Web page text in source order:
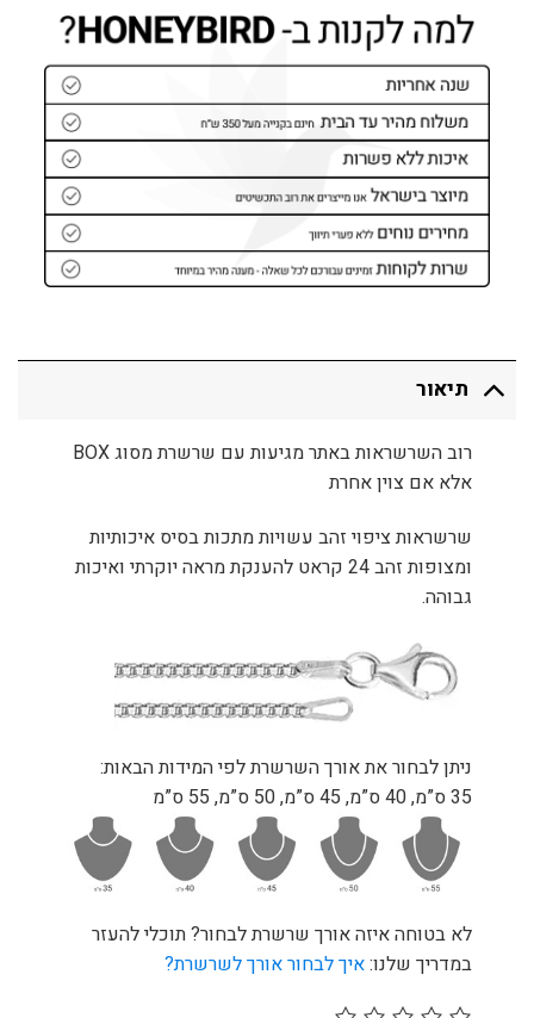
תיאור
רוב השרשראות באתר מגיעות עם שרשרת מסוג BOX
אלא אם צוין אחרת
שרשראות ציפוי זהב עשויות מתכות בסיס איכותיות
ומצופות זהב 24 קראט להענקת מראה יוקרתי ואיכות
גבוהה.
ניתן לבחור את אורך השרשרת לפי המידות הבאות:
35 ס”מ, 40 ס”מ, 45 ס”מ, 50 ס”מ, 55 ס”מ
לא בטוחה איזה אורך שרשרת לבחור? תוכלי להעזר
במדריך שלנו:איך לבחור אורך לשרשרת?